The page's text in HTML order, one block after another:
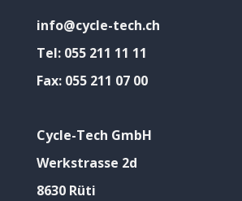
info@cycle-tech.ch
Tel: 055 211 11 11
Fax: 055 211 07 00
Cycle-Tech GmbH
Werkstrasse 2d
8630 Rüti